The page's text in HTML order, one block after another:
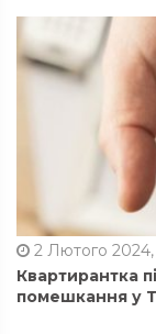
2 Лютого 2024,
Квартирантка
помешкання у